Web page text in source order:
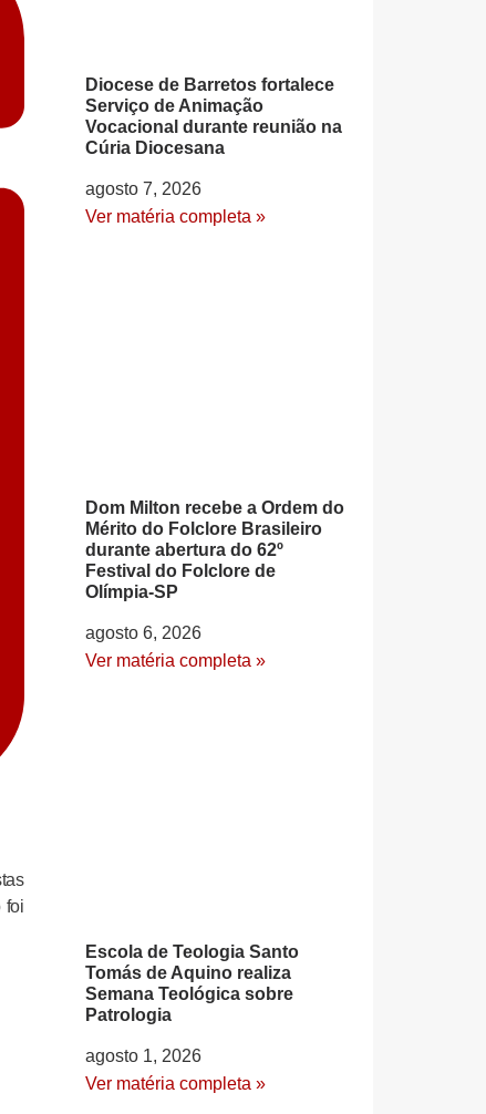
foi
Diocese de Barretos fortalece
Serviço de Animação
Vocacional durante reunião na
Cúria Diocesana
agosto 7, 2026
Ver matéria completa »
Dom Milton recebe a Ordem do
Mérito do Folclore Brasileiro
durante abertura do 62º
Festival do Folclore de
Olímpia-SP
agosto 6, 2026
Ver matéria completa »
Escola de Teologia Santo
Tomás de Aquino realiza
Semana Teológica sobre
Patrologia
agosto 1, 2026
Ver matéria completa »